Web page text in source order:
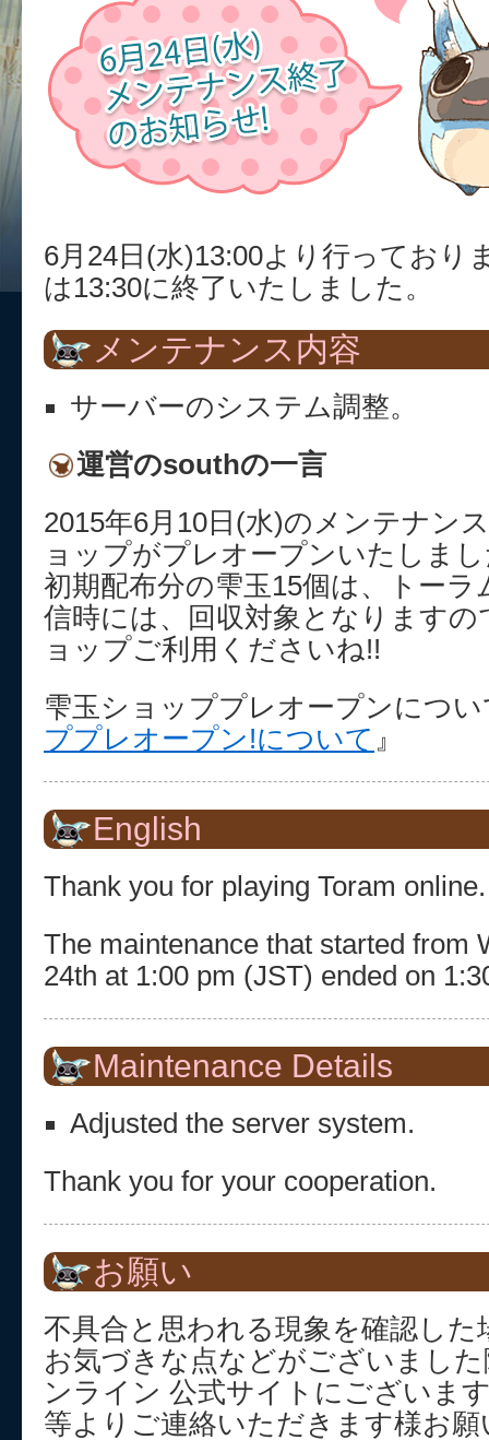
6月24日(水)13:00より行っており
は13:30に終了いたしました。
メンテナンス内容
サーバーのシステム調整。
運営のsouthの一言
2015年6月10日(水)のメンテナン
ョップがプレオープンいたしま
初期配布分の雫玉15個は、トー
信時には、回収対象となります
ョップご利用くださいね!!
雫玉ショッププレオープンにつ
ププレオープン!について 』
English
Thank you for playing Toram online.
The maintenance that started from
24th at 1:00 pm (JST) ended on
Maintenance Details
Adjusted the server system.
Thank you for your cooperation.
お願い
不具合と思われる現象を確認した
お気づきな点などがございまし
ンライン 公式サイトにございま
等よりご連絡いただきます様お